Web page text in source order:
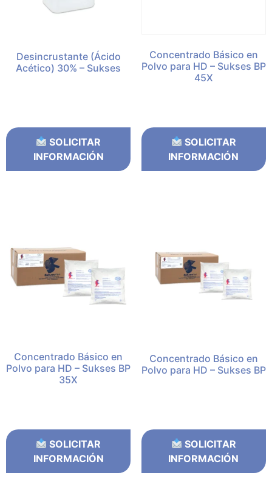
Desincrustante (Ácido
Acético) 30% – Sukses
SOLICITAR
INFORMACIÓN
Concentrado Básico en
Polvo para HD – Sukses BP
45X
SOLICITAR
INFORMACIÓN
Concentrado Básico en
Polvo para HD – Sukses BP
35X
SOLICITAR
INFORMACIÓN
Concentrado Básico en
Polvo para HD – Sukses BP
SOLICITAR
INFORMACIÓN